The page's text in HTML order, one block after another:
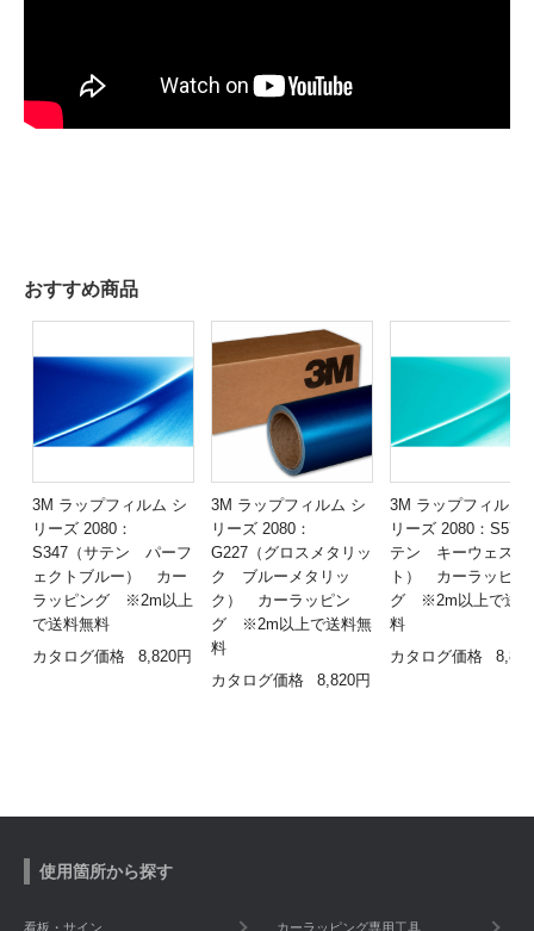
おすすめ商品
3M ラップフィルム シ
リーズ 2080：
S347（サテン パーフ
ェクトブルー） カー
ラッピング ※2m以上
で送料無料
カタログ価格
8,820円
3M ラップフィルム シ
リーズ 2080：
G227（グロスメタリッ
ク ブルーメタリッ
ク） カーラッピン
グ ※2m以上で送料無
料
カタログ価格
8,820円
3M ラップフィルム
リーズ 2080：S57
テン キーウェス
ト） カーラッピン
グ ※2m以上で送
料
カタログ価格
使用箇所から探す
看板・サイン カーラッピング専用工具